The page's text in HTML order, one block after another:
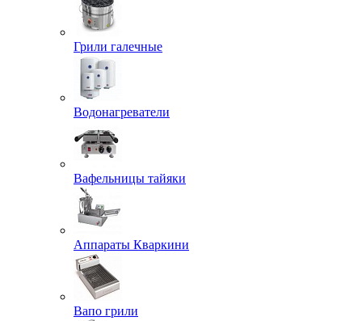
Грили галечные
Водонагреватели
Вафельницы тайяки
Аппараты Кваркини
Вапо грили